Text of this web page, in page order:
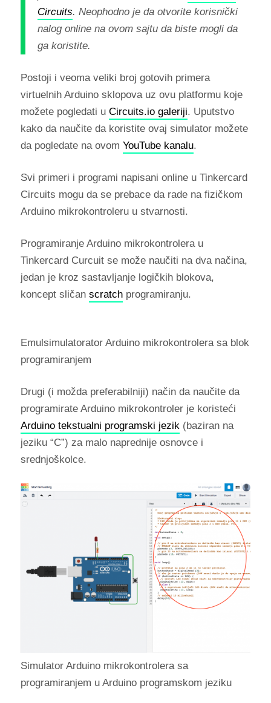
Circuits. Neophodno je da otvorite korisnički
nalog online na ovom sajtu da biste mogli da
ga koristite.
Postoji i veoma veliki broj gotovih primera
virtuelnih Arduino sklopova uz ovu platformu koje
možete pogledati u Circuits.io galeriji. Uputstvo
kako da naučite da koristite ovaj simulator možete
da pogledate na ovom YouTube kanalu.
Svi primeri i programi napisani online u Tinkercard
Circuits mogu da se prebace da rade na fizičkom
Arduino mikrokontroleru u stvarnosti.
Programiranje Arduino mikrokontrolera u
Tinkercard Curcuit se može naučiti na dva načina,
jedan je kroz sastavljanje logičkih blokova,
koncept sličan scratchprogramiranju.
Emulsimulatorator Arduino mikrokontrolera sa blok
programiranjem
Drugi (i možda preferabilniji) način da naučite da
programirate Arduino mikrokontroler je koristeći
Arduino tekstualni programski jezik (baziran na
jeziku “C”) za malo naprednije osnovce i
srednjoškolce.
Simulator Arduino mikrokontrolera sa
programiranjem u Arduino programskom jeziku